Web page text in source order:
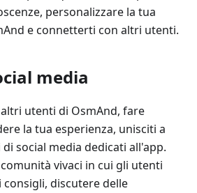
personalizzare la tua
e connetterti con altri utenti.
media
utenti di OsmAnd, fare
la tua esperienza, unisciti a
social media dedicati all'app.
vivaci in cui gli utenti
discutere delle